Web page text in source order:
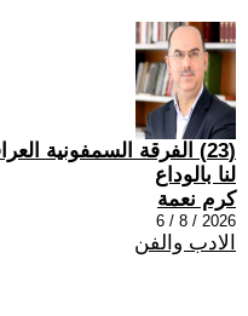
(23) الفرقة السمفونية
لنا بالوداع
كرم نعمة
2026 / 8 / 6
الادب والفن